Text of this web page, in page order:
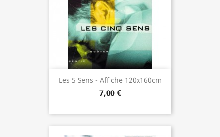
Les 5 Sens - Affiche 120x160cm
7,00 €